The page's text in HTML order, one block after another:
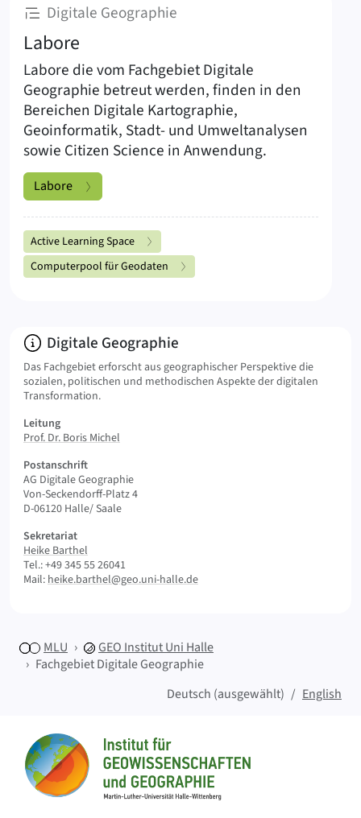
Digitale Geographie:
Labore
Labore die vom Fachgebiet Digitale
Geographie betreut werden, finden in den
Bereichen Digitale Kartographie,
Geoinformatik, Stadt- und Umweltanalysen
sowie Citizen Science in Anwendung.
Labore
Unterseiten Labore
Active Learning Space
Computerpool für Geodaten
Info:
Digitale Geographie
Das Fachgebiet erforscht aus geographischer Perspektive die
sozialen, politischen und methodischen Aspekte der digitalen
Transformation.
Leitung
Prof. Dr. Boris Michel
Postanschrift
AG Digitale Geographie
Von-Seckendorff-Platz 4
D-06120 Halle/ Saale
Sekretariat
Heike Barthel
Tel.: +49 345 55 26041
Mail: heike.barthel@geo.uni-halle.de
MLU GEO Institut Uni Halle
Fachgebiet Digitale Geographie
Deutsch (ausgewählt)
English
Startseite